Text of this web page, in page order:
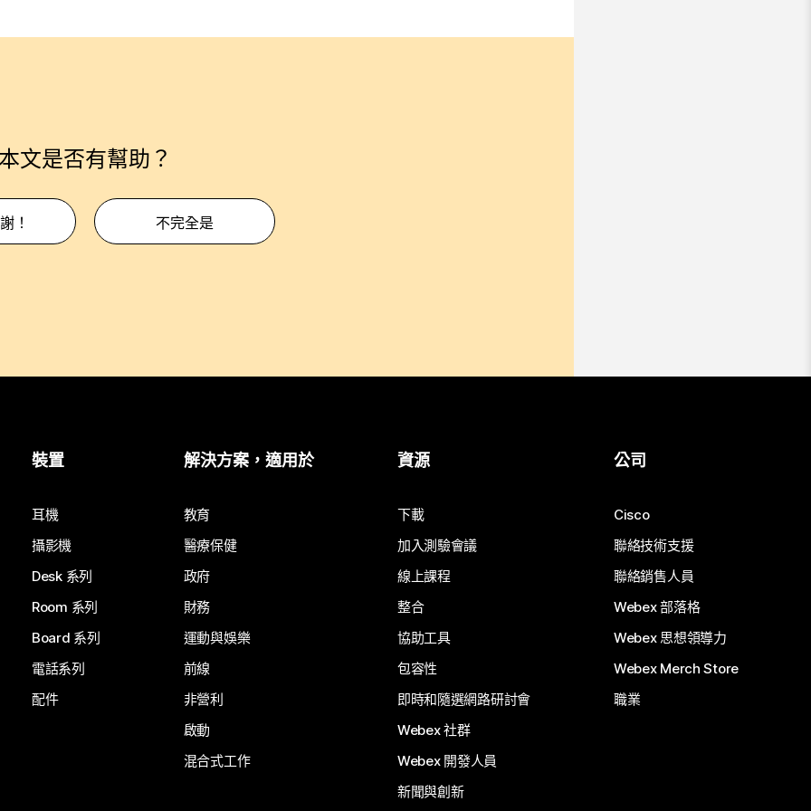
文是否有幫助？
！ 不完全是
裝置
耳機
攝影機
Desk 系列
Room 系列
Board 系列
電話系列
配件
解決方案，適用於
教育
醫療保健
政府
財務
運動與娛樂
前線
非營利
啟動
混合式工作
資源
下載
加入測驗會議
線上課程
整合
協助工具
包容性
即時和隨選網路研討會
Webex 社群
Webex 開發人員
新聞與創新
公司
Cisco
聯絡技術支援
聯絡銷售人員
Webex 部落格
Webex 思想領導力
Webex Merch Store
職業